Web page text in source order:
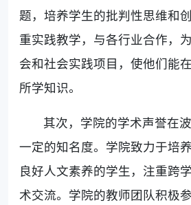
题，培养学生的批判性思维和
重实践教学，与各行业合作，
会和社会实践项目，使他们能
所学知识。
其次，学院的学术声誉在
一定的知名度。学院致力于培
良好人文素养的学生，注重跨
术交流。学院的教师团队积极